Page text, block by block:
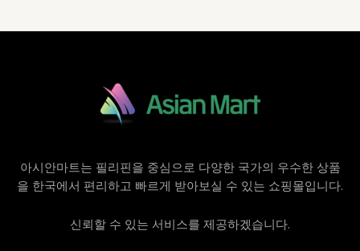
아시안마트는 필리핀을 중심으로 다양한 국가의 우수한 상품
을 한국에서 편리하고 빠르게 받아보실 수 있는 쇼핑몰입니다.
신뢰할 수 있는 서비스를 제공하겠습니다.